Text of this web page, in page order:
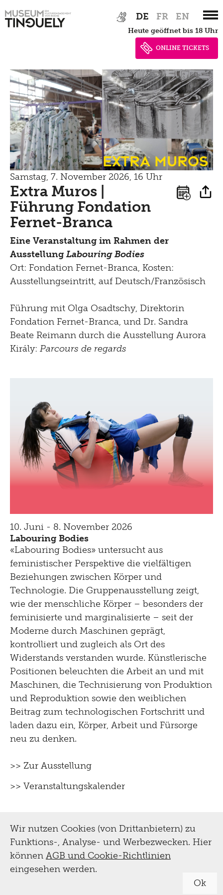
Hauptnavigation
to
DE FR EN
heute geöffnet bis 18 Uhr
ONLINE TICKETS
Lernen
Kultur Inklusiv
Menu
Kontakt
Late Thursday Menu
Shop
Extra Muros
Samstag, 7. November 2026, 16 Uhr
Extra Muros |
Führung Fondation
Fernet-Branca
Eine Veranstaltung im Rahmen der
Ausstellung Labouring Bodies
Ort: Fondation Fernet-Branca, Kosten:
Ausstellungseintritt, auf Deutsch/Französisch
Führung mit Olga Osadtschy, Direktorin
Fondation Fernet-Branca, und Dr. Sandra
Beate Reimann durch die Ausstellung Aurora
Király: Parcours de regards
10. Juni - 8. November 2026
Labouring Bodies
«Labouring Bodies» untersucht aus
feministischer Perspektive die vielfältigen
Beziehungen zwischen Körper und
Technologie. Die Gruppenausstellung zeigt,
wie der menschliche Körper – besonders der
feminisierte und marginalisierte – seit der
Moderne durch Maschinen geprägt,
kontrolliert und zugleich als Ort des
Widerstands verstanden wurde. Künstlerische
Positionen beleuchten die Arbeit an und mit
Maschinen, die Technisierung von Produktion
und Reproduktion sowie den weiblichen
Beitrag zum technologischen Fortschritt und
laden dazu ein, Körper, Arbeit und Fürsorge
neu zu denken.
>> Zur Ausstellung
>> Veranstaltungskalender
Wir nutzen Cookies (von Drittanbietern) zu
Funktions-, Analyse- und Werbezwecken. Hier
können AGB und Cookie-Richtlinien
eingesehen werden.
Ok